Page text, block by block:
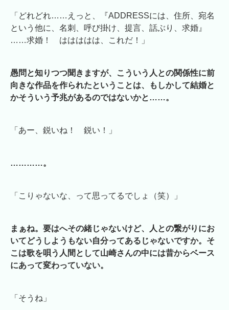
「どれどれ……えっと、『ADDRESSには、住所、宛名
という他に、名刺、呼び掛け、提言、話ぶり、求婚』
……求婚！ ははははは、これだ！」
愚問と知りつつ聞きますが、こういう人との関係性に前
向きな作品を作られたということは、もしかして結婚と
かそういう予兆があるのではないかと……。
「あー、鋭いね！ 鋭い！」
…………。
「こりゃないな、って思ってるでしょ（笑）」
まぁね。要はへその緒じゃないけど、人との繋がりにお
いてどうしようもない自分ってあるじゃないですか。そ
こは歌を唄う人間として山崎さんの中には昔からベース
にあって変わっていない。
「そうね」